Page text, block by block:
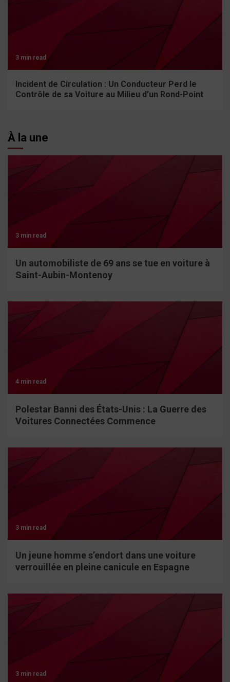
3 min read
Incident de Circulation : Un Conducteur Perd le
Contrôle de sa Voiture au Milieu d’un Rond-Point
À la une
3 min read
Un automobiliste de 69 ans se tue en voiture à
Saint-Aubin-Montenoy
4 min read
Polestar Banni des États-Unis : La Guerre des
Voitures Connectées Commence
3 min read
Un jeune homme s’endort dans une voiture
verrouillée en pleine canicule en Espagne
3 min read